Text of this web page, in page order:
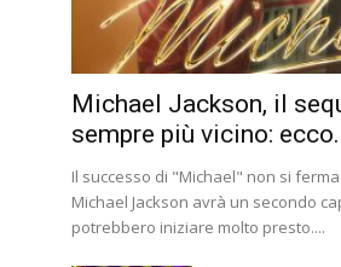
Michael Jackson, il
sempre più vicino:
Il successo di "Michael" non si
Michael Jackson avrà un secondo
potrebbero iniziare molto presto....